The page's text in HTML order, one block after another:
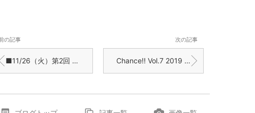
の記事
■11/26（火）第2回 ∞（ムゲン）FES（表参道 GROUND）
次の記事
Chance!! Vol.7 2019 秋